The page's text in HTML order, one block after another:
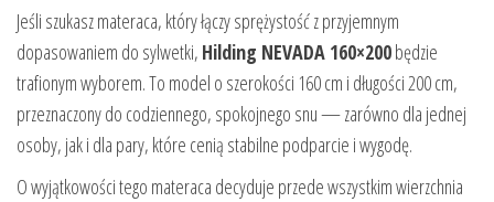
Jeśli szukasz materaca, który łączy sprężystość z przyjemnym
dopasowaniem do sylwetki, Hilding NEVADA 160×200będzie
trafionym wyborem. To model o szerokości 160 cm i długości 200 cm,
przeznaczony do codziennego, spokojnego snu — zarówno dla jednej
osoby, jak i dla pary, które cenią stabilne podparcie i wygodę.
O wyjątkowości tego materaca decyduje przede wszystkim wierzchnia